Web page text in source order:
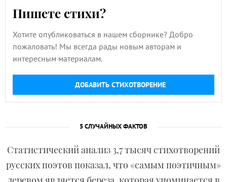
Пишете стихи?
Хотите опубликоваться в нашем сборнике? Добро
пожаловать! Мы всегда рады новым авторам и
интересным материалам.
ДОБАВИТЬ СТИХОТВОРЕНИЕ
5 СЛУЧАЙНЫХ ФАКТОВ
Статистический анализ 3,7 тысяч стихотворений
русских поэтов показал, что «самым поэтичным»